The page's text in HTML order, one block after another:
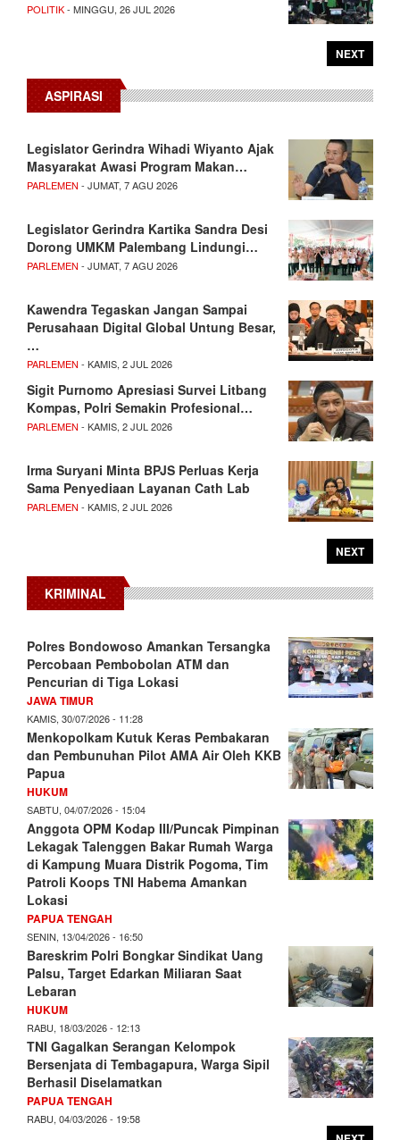
POLITIK- MINGGU, 26 JUL 2026
NEXT
ASPIRASI
Legislator Gerindra Wihadi Wiyanto Ajak
Masyarakat Awasi Program Makan…
PARLEMEN - JUMAT, 7 AGU 2026
Legislator Gerindra Kartika Sandra Desi
Dorong UMKM Palembang Lindungi…
PARLEMEN - JUMAT, 7 AGU 2026
Kawendra Tegaskan Jangan Sampai
Perusahaan Digital Global Untung Besar,
…
PARLEMEN - KAMIS, 2 JUL 2026
Sigit Purnomo Apresiasi Survei Litbang
Kompas, Polri Semakin Profesional…
PARLEMEN - KAMIS, 2 JUL 2026
Irma Suryani Minta BPJS Perluas Kerja
Sama Penyediaan Layanan Cath Lab
PARLEMEN - KAMIS, 2 JUL 2026
NEXT
KRIMINAL
Polres Bondowoso Amankan Tersangka
Percobaan Pembobolan ATM dan
Pencurian di Tiga Lokasi
JAWA TIMUR
KAMIS, 30/07/2026 - 11:28
Menkopolkam Kutuk Keras Pembakaran
dan Pembunuhan Pilot AMA Air Oleh KKB
Papua
HUKUM
SABTU, 04/07/2026 - 15:04
Anggota OPM Kodap III/Puncak Pimpinan
Lekagak Talenggen Bakar Rumah Warga
di Kampung Muara Distrik Pogoma, Tim
Patroli Koops TNI Habema Amankan
Lokasi
PAPUA TENGAH
SENIN, 13/04/2026 - 16:50
Bareskrim Polri Bongkar Sindikat Uang
Palsu, Target Edarkan Miliaran Saat
Lebaran
HUKUM
RABU, 18/03/2026 - 12:13
TNI Gagalkan Serangan Kelompok
Bersenjata di Tembagapura, Warga Sipil
Berhasil Diselamatkan
PAPUA TENGAH
RABU, 04/03/2026 - 19:58